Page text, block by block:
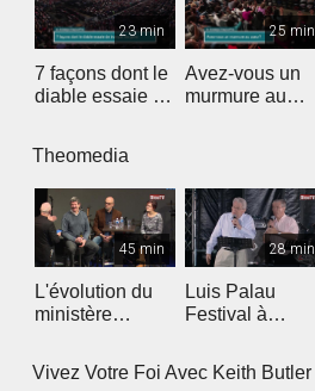
23 min
7 façons dont le
diable essaie de
25 min
Avez-vous un
murmure au
Theomedia
45 min
L'évolution du
ministère
28 min
Luis Palau
Festival à
Vivez Votre Foi Avec Keith Butler